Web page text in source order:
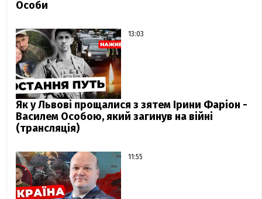
Особи
13:03
Як у Львові прощалися з зятем Ірини Фаріон -
Василем Особою, який загинув на війні
(трансляція)
11:55